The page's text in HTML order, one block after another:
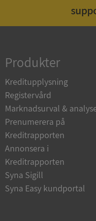
Produkter
Kreditupplysning
Registervård
Marknadsurval &
Prenumerera på
Kreditrapporten
Annonsera i
Kreditrapporten
Syna Sigill
Syna Easy kundportal
Strikt nödvändiga
och
användas ordentligt
Namn